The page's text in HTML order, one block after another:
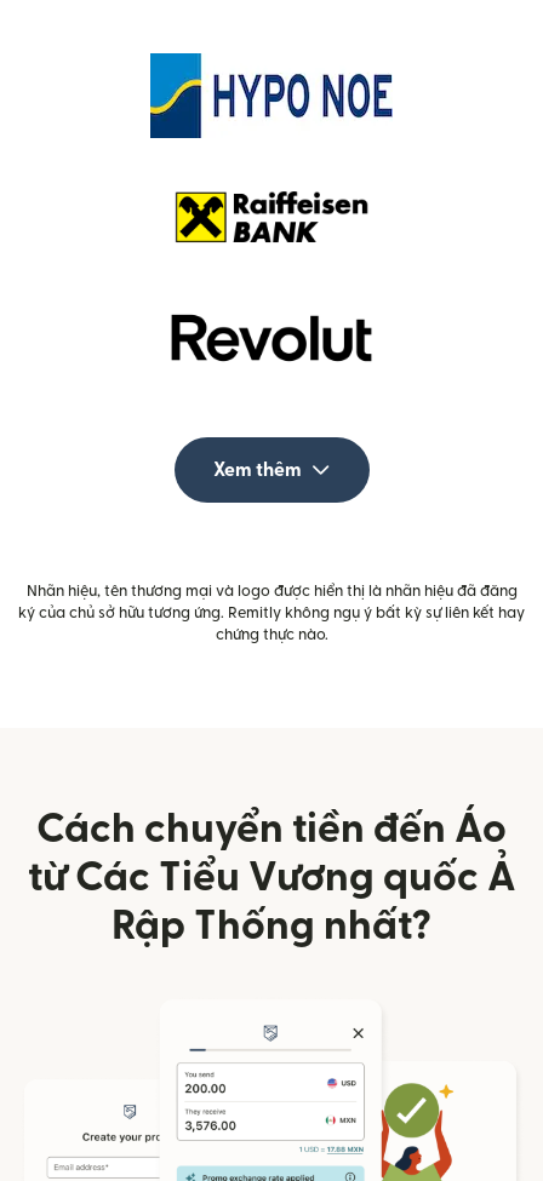
Xem thêm
Nhãn hiệu, tên thương mại và logo được hiển thị là nhãn hiệu đã đăng
ký của chủ sở hữu tương ứng. Remitly không ngụ ý bất kỳ sự liên kết hay
chứng thực nào.
Cách chuyển tiền đến Áo
từ Các Tiểu Vương quốc Ả
Rập Thống nhất?